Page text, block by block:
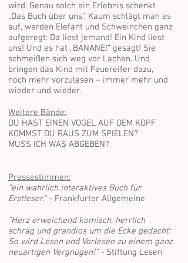
wird. Genau solch ein Erlebnis schenkt
„Das Buch über uns“. Kaum schlägt man es
auf, werden Elefant und Schweinchen ganz
aufgeregt: Da liest jemand! Ein Kind liest
uns! Und es hat „BANANE!“ gesagt! Sie
schmeißen sich weg vor Lachen. Und
bringen das Kind mit Feuereifer dazu,
noch mehr vorzulesen – immer mehr und
wieder und wieder.
Weitere Bände:
DU HAST EINEN VOGEL AUF DEM KOPF
KOMMST DU RAUS ZUM SPIELEN?
MUSS ICH WAS ABGEBEN?
Pressestimmen:
"ein wahrlich interaktives Buch für
Erstleser." - Frankfurter Allgemeine
"Herz erweichend komisch, herrlich
schräg und grandios um die Ecke gedacht:
So wird Lesen und Vorlesen zu einem ganz
neuartigen Vergnügen!" - Stiftung Lesen